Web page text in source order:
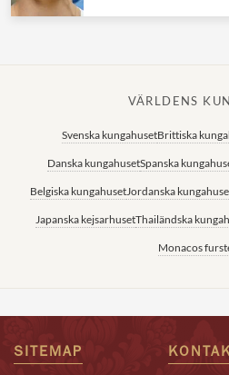
VÄRLDENS
Svenska kungahusetBrittiska
Danska kungahusetSpanska
Belgiska kungahusetJordanska
Japanska kejsarhusetThailändska
Monacos
SITEMAP